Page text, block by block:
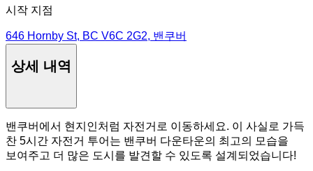
시작 지점
646 Hornby St, BC V6C 2G2, 밴쿠버
상세 내역
밴쿠버에서 현지인처럼 자전거로 이동하세요. 이 사실로 가득
찬 5시간 자전거 투어는 밴쿠버 다운타운의 최고의 모습을
보여주고 더 많은 도시를 발견할 수 있도록 설계되었습니다!